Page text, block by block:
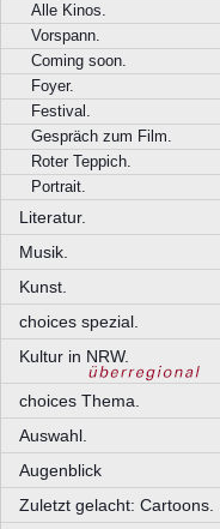
Alle Kinos.
Vorspann.
Coming soon.
Foyer.
Festival.
Gespräch zum Film.
Roter Teppich.
Portrait.
Literatur.
Musik.
Kunst.
choices spezial.
Kultur in NRW.
choices Thema.
Auswahl.
Augenblick
Zuletzt gelacht: Cartoons.